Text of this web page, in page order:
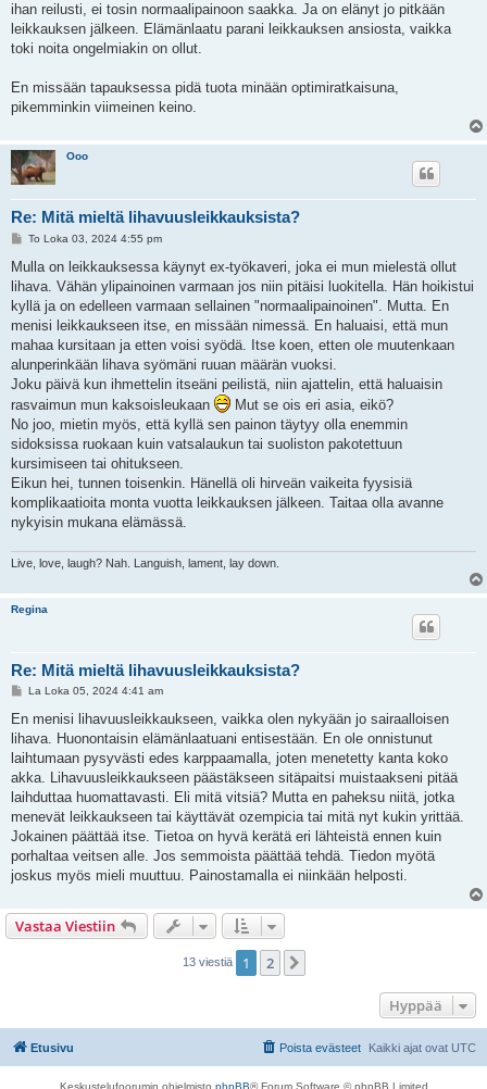
t
i
ihan reilusti, ei tosin normaalipainoon saakka. Ja on elänyt jo pitkään
leikkauksen jälkeen. Elämänlaatu parani leikkauksen ansiosta, vaikka
toki noita ongelmiakin on ollut.
En missään tapauksessa pidä tuota minään optimiratkaisuna,
pikemminkin viimeinen keino.
Ooo
Re: Mitä mieltä lihavuusleikkauksista?
V
e
t
i
To Loka 03, 2024 4:55 pm
Mulla on leikkauksessa käynyt ex-työkaveri, joka ei mun mielestä ollut
lihava. Vähän ylipainoinen varmaan jos niin pitäisi luokitella. Hän hoikistui
kyllä ja on edelleen varmaan sellainen "normaalipainoinen". Mutta. En
menisi leikkaukseen itse, en missään nimessä. En haluaisi, että mun
mahaa kursitaan ja etten voisi syödä. Itse koen, etten ole muutenkaan
alunperinkään lihava syömäni ruuan määrän vuoksi.
Joku päivä kun ihmettelin itseäni peilistä, niin ajattelin, että haluaisin
rasvaimun mun kaksoisleukaan
Mut se ois eri asia, eikö?
No joo, mietin myös, että kyllä sen painon täytyy olla enemmin
sidoksissa ruokaan kuin vatsalaukun tai suoliston pakotettuun
kursimiseen tai ohitukseen.
Eikun hei, tunnen toisenkin. Hänellä oli hirveän vaikeita fyysisiä
komplikaatioita monta vuotta leikkauksen jälkeen. Taitaa olla avanne
nykyisin mukana elämässä.
Live, love, laugh? Nah. Languish, lament, lay down.
Regina
Re: Mitä mieltä lihavuusleikkauksista?
V
e
t
i
La Loka 05, 2024 4:41 am
En menisi lihavuusleikkaukseen, vaikka olen nykyään jo sairaalloisen
lihava. Huonontaisin elämänlaatuani entisestään. En ole onnistunut
laihtumaan pysyvästi edes karppaamalla, joten menetetty kanta koko
akka. Lihavuusleikkaukseen päästäkseen sitäpaitsi muistaakseni pitää
laihduttaa huomattavasti. Eli mitä vitsiä? Mutta en paheksu niitä, jotka
menevät leikkaukseen tai käyttävät ozempicia tai mitä nyt kukin yrittää.
Jokainen päättää itse. Tietoa on hyvä kerätä eri lähteistä ennen kuin
porhaltaa veitsen alle. Jos semmoista päättää tehdä. Tiedon myötä
joskus myös mieli muuttuu. Painostamalla ei niinkään helposti.
Vastaa Viestiin
13 viestiä 1 2
Hyppää
Etusivu Kaikki ajat ovat UTC
Poista evästeet
Keskustelufoorumin ohjelmisto phpBB® Forum Software © phpBB Limited